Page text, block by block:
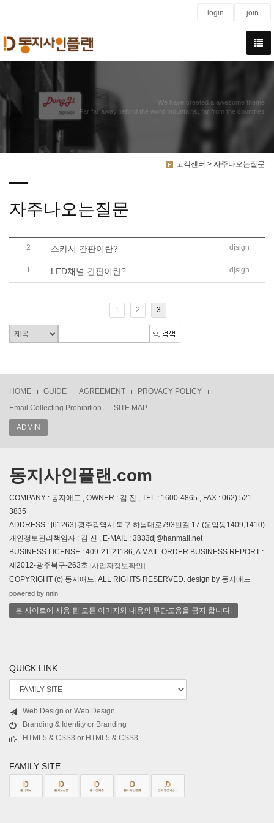
login join
We have created a awesome theme
Far far away,behind the word mountains, far from the countries
고객센터 > 자주나오는질문
자주나오는질문
2 스카시 간판이란? djsign
1 LED채널 간판이란? djsign
1 2 3
HOME GUIDE AGREEMENT
PROVACY POLICY
Email Collecting Prohibition
SITE MAP
ADMIN
동지사인플랜.com
COMPANY : 동지애드 , OWNER : 김 진 , TEL : 1600-4865 , FAX : 062) 521-
3835
ADDRESS : [61263] 광주광역시 북구 하남대로793번길 17 (운암동1409,1410)
개인정보관리책임자 : 김 진 , E-MAIL : 3833dj@hanmail.net
BUSINESS LICENSE : 409-21-21186, A MAIL-ORDER BUSINESS REPORT :
제2012-광주북구-263호 [사업자정보확인]
COPYRIGHT (c) 동지애드, ALL RIGHTS RESERVED. design by 동지애드
powered by nnin
본 사이트에 사용 된 모든 이미지와 내용의 무단도용을 금지 합니다.
QUICK LINK
Web Design or Web Design
Branding & Identity or Branding
HTML5 & CSS3 or HTML5 & CSS3
FAMILY SITE